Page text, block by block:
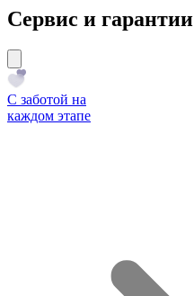
Сервис и гарантии
С заботой на
каждом этапе